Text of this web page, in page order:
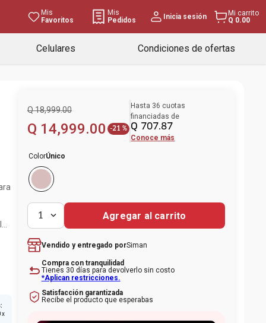
Mis
Favoritos
Mis
Pedidos
Inicia sesión
Mi carrito
Q 0.00
Celulares Condiciones de ofertas
:
x
Q18,999.00
Q 14,999.00 -21 %
Hasta 36 cuotas
financiadas de
Q 707.87
Conoce más
ColorÚnico
1 Agregar al carrito
Vendido y entregado porSiman
Compra con tranquilidad
Tienes 30 días para devolverlo sin costo
*Aplican restricciones.
Satisfacción garantizada
Recibe el producto que esperabas